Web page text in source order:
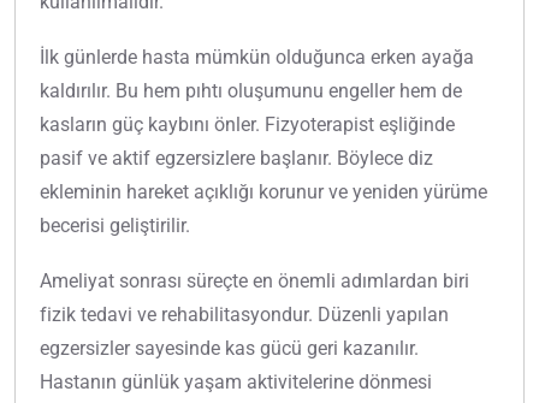
İlk günlerde hasta mümkün olduğunca erken ayağa
kaldırılır. Bu hem pıhtı oluşumunu engeller hem de
kasların güç kaybını önler. Fizyoterapist eşliğinde
pasif ve aktif egzersizlere başlanır. Böylece diz
ekleminin hareket açıklığı korunur ve yeniden yürüme
becerisi geliştirilir.
Ameliyat sonrası süreçte en önemli adımlardan biri
fizik tedavi ve rehabilitasyondur. Düzenli yapılan
egzersizler sayesinde kas gücü geri kazanılır.
Hastanın günlük yaşam aktivitelerine dönmesi